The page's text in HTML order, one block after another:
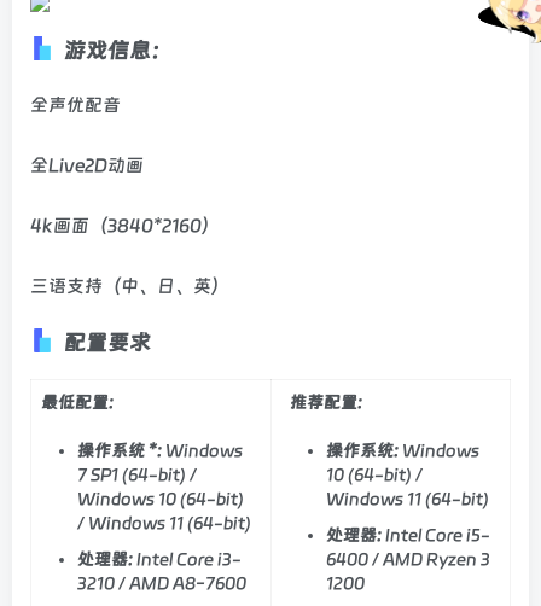
游戏信息：
全声优配音
全Live2D动画
4k画面（3840*2160）
三语支持（中、日、英）
配置要求
最低配置:
操作系统 *: Windows
7 SP1 (64-bit) /
Windows 10 (64-bit)
/ Windows 11 (64-bit)
处理器:Intel Core i3-
3210 / AMD A8-7600
推荐配置:
操作系统: Windows
10 (64-bit) /
Windows 11 (64-bit)
处理器:Intel Core i5-
6400 / AMD Ryzen 3
1200